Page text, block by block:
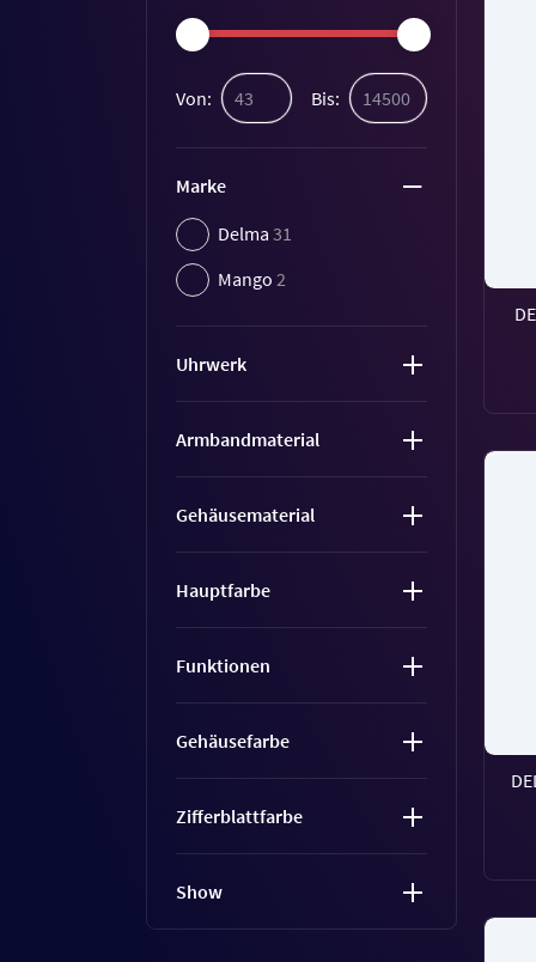
Von: Bis:
Marke
Delma 31
Mango 2
Uhrwerk
Armbandmaterial
Gehäusematerial
Hauptfarbe
Funktionen
Gehäusefarbe
Zifferblattfarbe
Show